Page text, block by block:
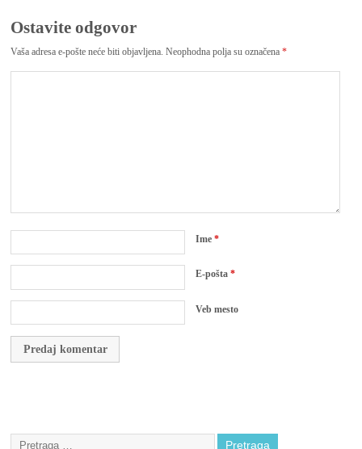
Ostavite odgovor
Vaša adresa e-pošte neće biti objavljena. Neophodna polja su označena*
Ime*
E-pošta*
Veb mesto